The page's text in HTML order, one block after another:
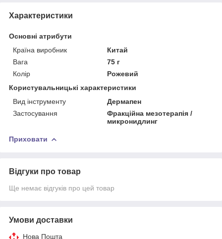
Характеристики
Основні атрибути
Країна виробник
Китай
Вага
75 г
Колір
Рожевий
Користувальницькі характеристики
Вид інструменту
Дермапен
Застосування
Фракційна мезотерапія /
микронидлинг
Приховати
Відгуки про товар
Ще немає відгуків про цей товар
Умови доставки
Нова Пошта